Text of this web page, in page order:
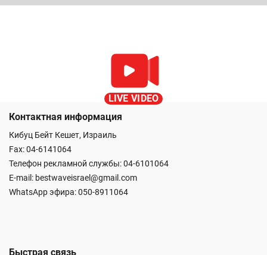
LIVE VIDEO
Контактная информация
Кибуц Бейт Кешет, Израиль
Fax: 04-6141064
Телефон рекламной службы: 04-6101064
E-mail: bestwaveisrael@gmail.com
WhatsApp эфира:050-8911064
Быстрая связь